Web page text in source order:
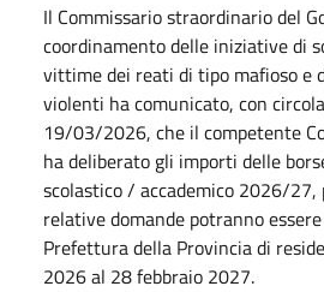
Il Commissario straordinario del
coordinamento delle iniziative di
vittime dei reati di tipo mafioso e
violenti ha comunicato, con
19/03/2026, che il competente
ha deliberato gli importi delle
scolastico / accademico 2026/27,
relative domande potranno
Prefettura della Provincia di
2026 al 28 febbraio 2027.